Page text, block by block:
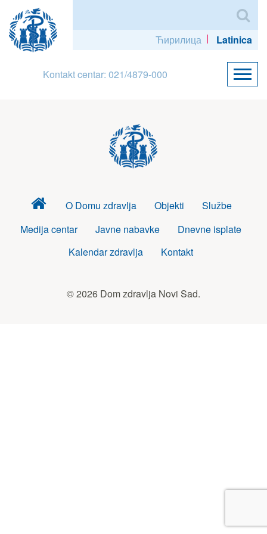
Ћирилица Latinica
Kontakt centar: 021/4879-000
Dom
zdravlja
O Domu zdravlja Objekti
Službe
Medija centar
Javne nabavke
Dnevne isplate
Kalendar zdravlja
Kontakt
© 2026 Dom zdravlja Novi Sad.